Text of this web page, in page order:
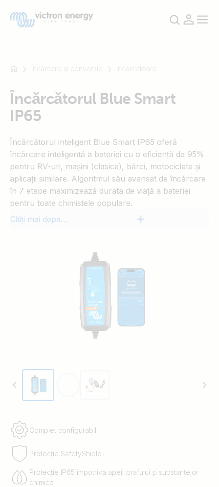
exemplu
Multiplus-
SmartShunt
Încărcare și conversie Incarcatoare
Încărcătorul Blue Smart
IP65
Încărcătorul inteligent Blue Smart IP65 oferă
încărcare inteligentă a bateriei cu o eficiență de 95%
pentru RV-uri, mașini (clasice), bărci, motociclete și
aplicații similare. Algoritmul său avansat de încărcare
în 7 etape maximizează durata de viață a bateriei
pentru toate chimistele populare.
Citiți mai departe
Complet configurabil
Protecție SafetyShield+
Protecție IP65 împotriva apei, prafului și substanțelor
chimice